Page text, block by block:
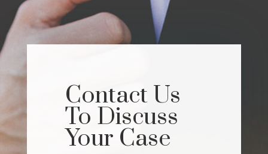
Contact Us
To Discuss
Your Case